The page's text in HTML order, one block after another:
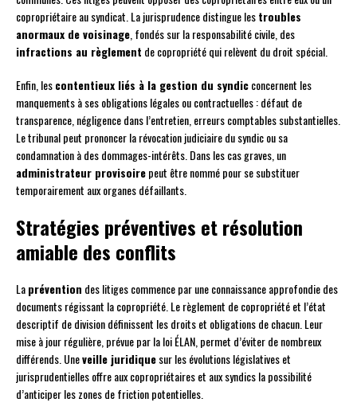
copropriétaire au syndicat. La jurisprudence distingue lestroubles
anormaux de voisinage, fondés sur la responsabilité civile, des
infractions au règlement de copropriété qui relèvent du droit spécial.
Enfin, lescontentieux liés à la gestion du syndicconcernent les
manquements à ses obligations légales ou contractuelles : défaut de
transparence, négligence dans l’entretien, erreurs comptables substantielles.
Le tribunal peut prononcer la révocation judiciaire du syndic ou sa
condamnation à des dommages-intérêts. Dans les cas graves, un
administrateur provisoirepeut être nommé pour se substituer
temporairement aux organes défaillants.
Stratégies préventives et résolution
amiable des conflits
Laprévention des litiges commence par une connaissance approfondie des
documents régissant la copropriété. Le règlement de copropriété et l’état
descriptif de division définissent les droits et obligations de chacun. Leur
mise à jour régulière, prévue par la loi ÉLAN, permet d’éviter de nombreux
différends. Uneveille juridiquesur les évolutions législatives et
jurisprudentielles offre aux copropriétaires et aux syndics la possibilité
d’anticiper les zones de friction potentielles.